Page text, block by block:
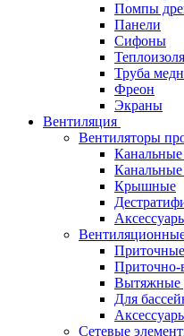
Помпы
Панели
Сифоны
Труба
Фреон
Экраны
Вентиляция
Вентиляторы
Крышные
Приточно-
Вытяжные
Для
Сетевые